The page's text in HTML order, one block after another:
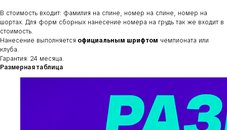
В стоимость входит: фамилия на спине, номер на спине, номер на
шортах. Для форм сборных нанесение номера на грудь так же входит в
стоимость.
Нанесение выполняется официальным шрифтом чемпионата или
клуба.
Гарантия: 24 месяца.
Размерная таблица